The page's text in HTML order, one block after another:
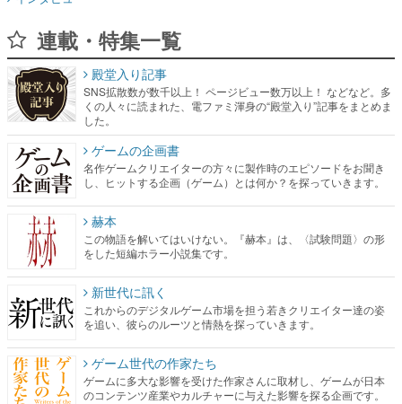
連載・特集一覧
殿堂入り記事
SNS拡散数が数千以上！ ページビュー数万以上！ などなど。多
くの人々に読まれた、電ファミ渾身の“殿堂入り”記事をまとめま
した。
ゲームの企画書
名作ゲームクリエイターの方々に製作時のエピソードをお聞き
し、ヒットする企画（ゲーム）とは何か？を探っていきます。
赫本
この物語を解いてはいけない。『赫本』は、〈試験問題〉の形
をした短編ホラー小説集です。
新世代に訊く
これからのデジタルゲーム市場を担う若きクリエイター達の姿
を追い、彼らのルーツと情熱を探っていきます。
ゲーム世代の作家たち
ゲームに多大な影響を受けた作家さんに取材し、ゲームが日本
のコンテンツ産業やカルチャーに与えた影響を探る企画です。